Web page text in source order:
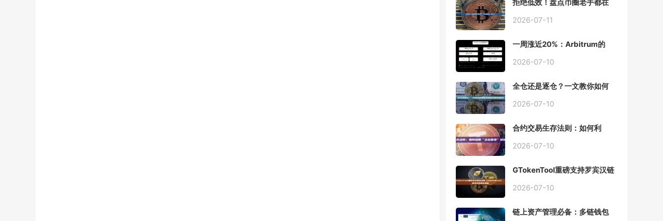
拒绝低效！盘点币圈老手都在
具
2026-07-11
一周涨近20%：Arbitrum的
Chain一夜盘活
2026-07-10
全仓还是逐仓？一文教你如何
2026-07-10
合约交易生存法则：如何利
2026-07-10
GTokenTool重磅支持罗宾汉链
程全解析
2026-07-10
链上资产管理必备：多链钱包